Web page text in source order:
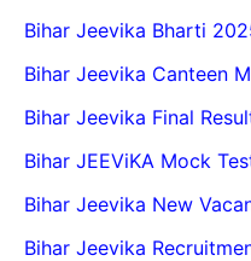
Bihar Jeevika Bharti
Bihar Jeevika Canteen
Bihar Jeevika Final
Bihar JEEViKA Mock
Bihar Jeevika New
Bihar Jeevika